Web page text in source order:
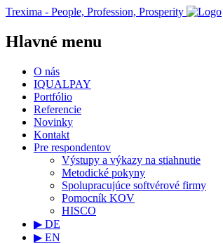
Trexima - People, Profession, Prosperity
Hlavné menu
O nás
IQUALPAY
Portfólio
Referencie
Novinky
Kontakt
Pre respondentov
Výstupy a výkazy na stiahnutie
Metodické pokyny
Spolupracujúce softvérové firmy
Pomocník KOV
HISCO
▶ DE
▶ EN